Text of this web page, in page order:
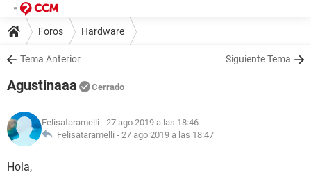
Foros Hardware
Tema Anterior Siguiente Tema
Agustinaaa Cerrado
Felisataramelli - 27 ago 2019 a las 18:46
Felisataramelli - 27 ago 2019 a las 18:47
Hola,